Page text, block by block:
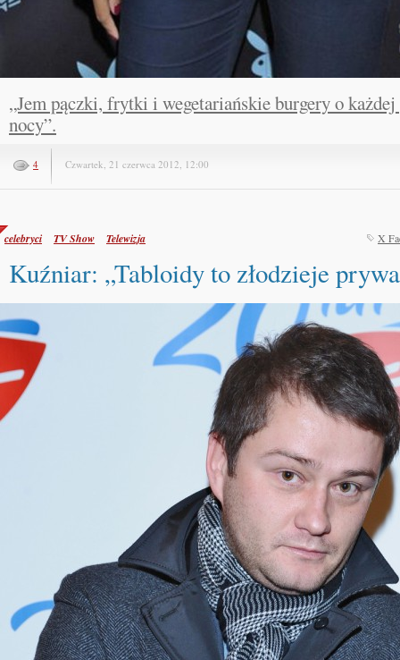
„Jem pączki, frytki i wegetariańskie burgery o
nocy”.
4 Czwartek, 21 czerwca 2012, 12:00
celebryci TV Show Telewizja X
Kuźniar: „Tabloidy to złodzieje